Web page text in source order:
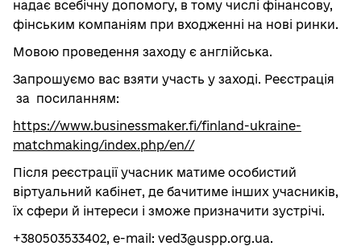
надає всебічну допомогу, в тому числі фінансову,
фінським компаніям при входженні на нові ринки.
Мовою проведення заходу є англійська.
Запрошуємо вас взяти участь у заході. Реєстрація
за посиланням:
https://www.businessmaker.fi/finland-ukraine-
matchmaking/index.php/en//
Після реєстрації учасник матиме особистий
віртуальний кабінет, де бачитиме інших учасників,
їх сфери й інтереси і зможе призначити зустрічі.
+380503533402, e-mail: ved3@uspp.org.ua.